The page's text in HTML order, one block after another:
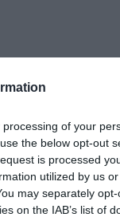
of your
the below opt-out
is processed
utilized by us
may separately
on the IAB’s list of